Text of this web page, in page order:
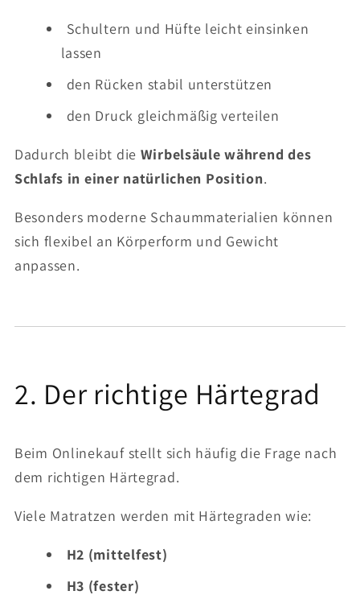
Schultern und Hüfte leicht einsinken
lassen
den Rücken stabil unterstützen
den Druck gleichmäßig verteilen
Dadurch bleibt die Wirbelsäule während des
Schlafs in einer natürlichen Position.
Besonders moderne Schaummaterialien können
sich flexibel an Körperform und Gewicht
anpassen.
2. Der richtige Härtegrad
Beim Onlinekauf stellt sich häufig die Frage nach
dem richtigen Härtegrad.
Viele Matratzen werden mit Härtegraden wie:
H2 (mittelfest)
H3 (fester)